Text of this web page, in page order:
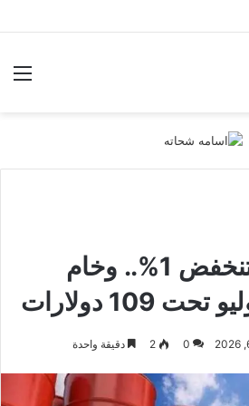
أسعار النفط تنخفض 1%.. وخام
دولارات
0
2 دقيقة واحدة